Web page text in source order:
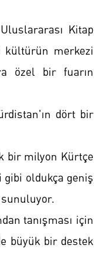
Kitap
merkezi
özel bir fuarın
dört bir
bir milyon Kürtçe
oldukça geniş
tanışması için
büyük bir destek